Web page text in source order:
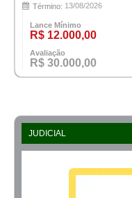
Término: 13/08/2026
Lance Mínimo
R$ 12.000,00
Avaliação
R$ 30.000,00
JUDICIAL